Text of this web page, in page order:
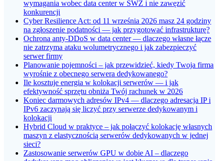
wymagania wobec data center w SWZ i nie zawęzić
konkurencji
Cyber Resilience Act: od 11 września 2026 masz 24 godziny
na zgłoszenie podatności — jak przygotować infrastrukturę?
Ochrona anty-DDoS w data center — dlaczego własne łącze
nie zatrzyma ataku wolumetrycznego i jak zabezpieczyć
serwer firmy
Planowanie pojemności – jak przewidzieć, kiedy Twoja firma
wyrośnie z obecnego serwera dedykowanego?
Ile kosztuje energia w kolokacji serwerów — i jak
efektywność sprzętu obniża Twój rachunek w 2026
Koniec darmowych adresów IPv4 — dlaczego adresacja IP i
IPv6 zaczynają się liczyć przy serwerze dedykowanym i
kolokacji
Hybrid Cloud w praktyce – jak połączyć kolokację własnych
maszyn z elastycznością serwerów dedykowanych w jednej
sieci?
Zastosowanie serwerów GPU w dobie AI – dlaczego